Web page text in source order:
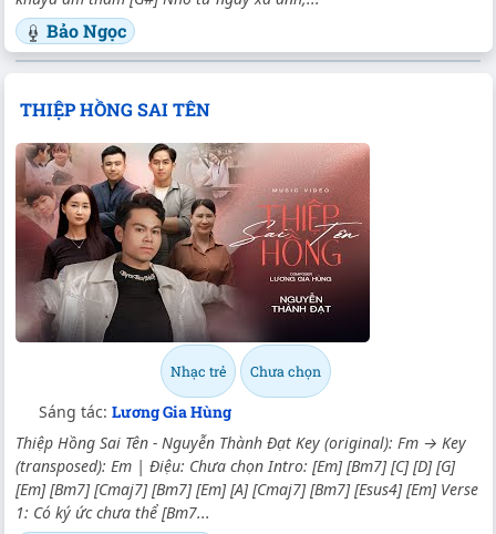
Bảo Ngọc
THIỆP HỒNG SAI TÊN
Nhạc trẻ Chưa chọn
Sáng tác: Lương Gia Hùng
Thiệp Hồng Sai Tên - Nguyễn Thành Đạt Key (original): Fm → Key
(transposed): Em | Điệu: Chưa chọn Intro: [Em] [Bm7] [C] [D] [G]
[Em] [Bm7] [Cmaj7] [Bm7] [Em] [A] [Cmaj7] [Bm7] [Esus4] [Em] Verse
1: Có ký ức chưa thể [Bm7...